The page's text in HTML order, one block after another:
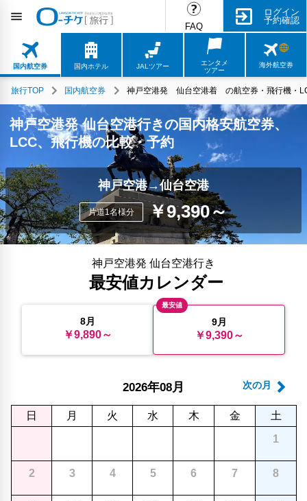
FAQ
ログイン
予約確認
国内航空券 国内ホテル JALツアー
エンタメ
ツアー
海外航空券
旅行TOP 国内航空券 神戸空港発 仙台空港着 の航空券・飛行機・
神戸空港発 仙台空港行きの国内格安航空券、
LCC、飛行機の比較・予約
神戸空港→仙台空港
片道1名様分 ￥9,390～
神戸空港発 仙台空港行き
最安値カレンダー
8月
￥9,890～
最安値
9月
￥9,390～
次の月
2026年08月
日 月 火 水 木 金
土
1
2 3 4 5 6 7 8